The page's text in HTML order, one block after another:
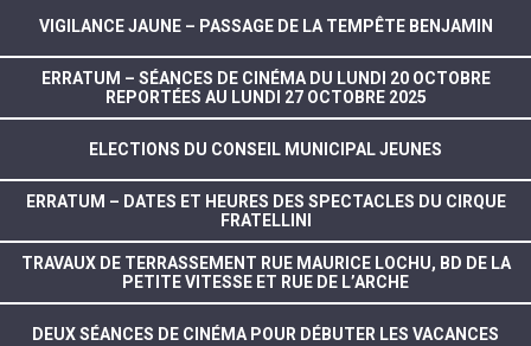
VIGILANCE JAUNE – PASSAGE DE LA TEMPÊTE BENJAMIN
ERRATUM – SÉANCES DE CINÉMA DU LUNDI 20 OCTOBRE
REPORTÉES AU LUNDI 27 OCTOBRE 2025
ELECTIONS DU CONSEIL MUNICIPAL JEUNES
ERRATUM – DATES ET HEURES DES SPECTACLES DU CIRQUE
FRATELLINI
TRAVAUX DE TERRASSEMENT RUE MAURICE LOCHU, BD DE LA
PETITE VITESSE ET RUE DE L’ARCHE
DEUX SÉANCES DE CINÉMA POUR DÉBUTER LES VACANCES